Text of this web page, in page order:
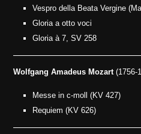
Vespro della Beata Vergine
Gloria a otto voci
Gloria à 7, SV 258
Wolfgang Amadeus Mozart (1756-
Messe in c-moll (KV 427)
Requiem (KV 626)